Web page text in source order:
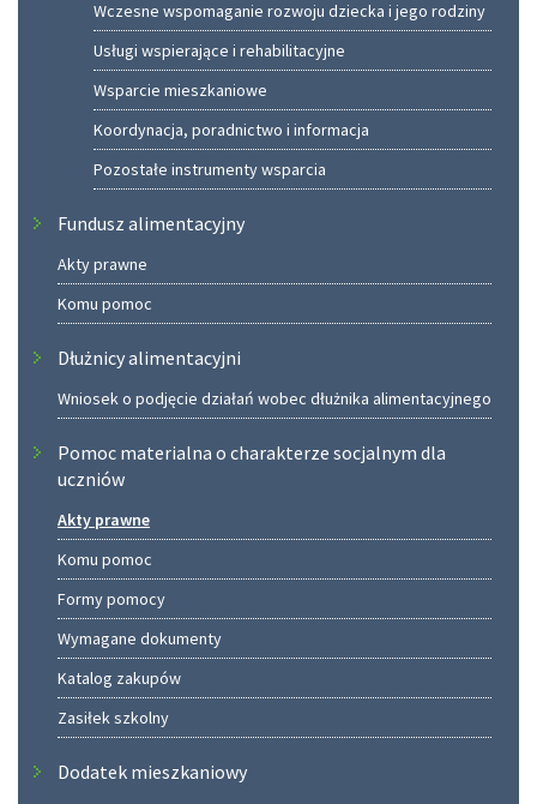
Wczesne wspomaganie rozwoju dziecka i jego rodziny
Usługi wspierające i rehabilitacyjne
Wsparcie mieszkaniowe
Koordynacja, poradnictwo i informacja
Pozostałe instrumenty wsparcia
Fundusz alimentacyjny
Akty prawne
Komu pomoc
Dłużnicy alimentacyjni
Wniosek o podjęcie działań wobec dłużnika alimentacyjnego
Pomoc materialna o charakterze socjalnym dla
uczniów
Akty prawne
Komu pomoc
Formy pomocy
Wymagane dokumenty
Katalog zakupów
Zasiłek szkolny
Dodatek mieszkaniowy